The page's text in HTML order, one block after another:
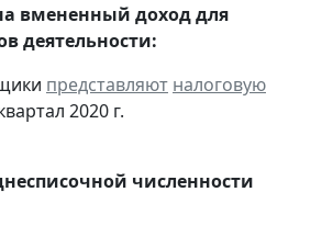
вмененный доход для
деятельности:
представляют налоговую
2020 г.
численности